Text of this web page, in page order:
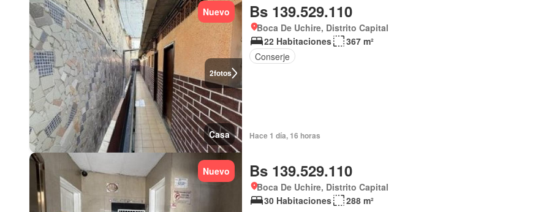
2fotos
Nuevo
Casa
Bs 139.529.110
Boca De Uchire, Distrito Capital
22 Habitaciones
367 m²
Conserje
Hace 1 día, 16 horas
Nuevo Bs 139.529.110
Boca De Uchire, Distrito Capital
30 Habitaciones
288 m²